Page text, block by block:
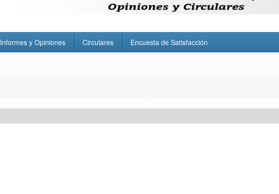
Informes y Opiniones Circulares Encuesta de Satisfacción